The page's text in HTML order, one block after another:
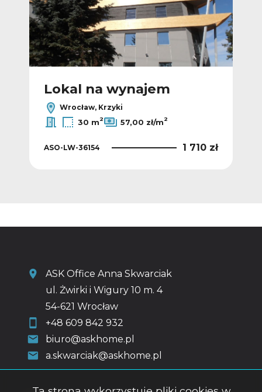
Lokal na wynajem
Wrocław, Krzyki
30 m2 57,00 zł/m2
ASO-LW-36154 1 710 zł
ASK Office Anna Skwarciak
ul. Żwirki i Wigury 10 m. 4
54-621 Wrocław
+48 609 842 932
biuro@askhome.pl
a.skwarciak@askhome.pl